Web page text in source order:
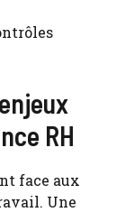
RH
face aux
Une